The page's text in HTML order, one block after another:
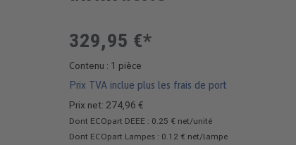
329,95 €*
Contenu : 1 pièce
Prix TVA inclue plus les frais de port
Prix net: 274,96 €
Dont ECOpart DEEE : 0.25 € net/unité
Dont ECOpart Lampes : 0.12 € net/lampe